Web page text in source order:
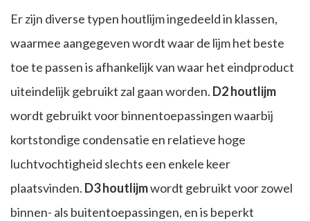
Er zijn diverse typen houtlijm ingedeeld in klassen,
waarmee aangegeven wordt waar de lijm het beste
toe te passen is afhankelijk van waar het eindproduct
uiteindelijk gebruikt zal gaan worden. D2 houtlijm
wordt gebruikt voor binnentoepassingen waarbij
kortstondige condensatie en relatieve hoge
luchtvochtigheid slechts een enkele keer
plaatsvinden. D3 houtlijmwordt gebruikt voor zowel
binnen- als buitentoepassingen, en is beperkt